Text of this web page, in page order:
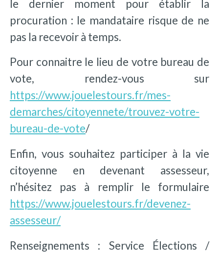
le dernier moment pour établir la
procuration : le mandataire risque de ne
pas la recevoir à temps.
Pour connaitre le lieu de votre bureau de
vote, rendez-vous sur
https://www.jouelestours.fr/mes-
demarches/citoyennete/trouvez-votre-
bureau-de-vote/
Enfin, vous souhaitez participer à la vie
citoyenne en devenant assesseur,
n’hésitez pas à remplir le formulaire
https://www.jouelestours.fr/devenez-
assesseur/
Renseignements : Service Élections /